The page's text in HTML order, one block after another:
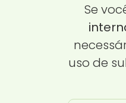
Se
uso de